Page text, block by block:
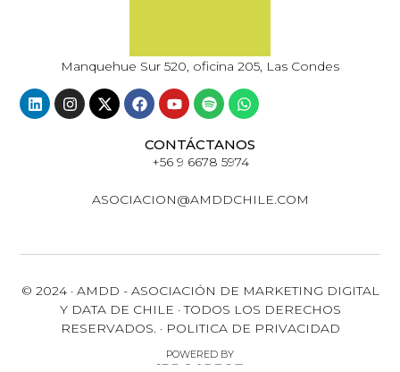
Manquehue Sur 520, oficina 205, Las Condes
CONTÁCTANOS
+56 9 6678 5974
ASOCIACION@AMDDCHILE.COM
© 2024 · AMDD - ASOCIACIÓN DE MARKETING DIGITAL
Y DATA DE CHILE · TODOS LOS DERECHOS
RESERVADOS. · POLITICA DE PRIVACIDAD
POWERED BY